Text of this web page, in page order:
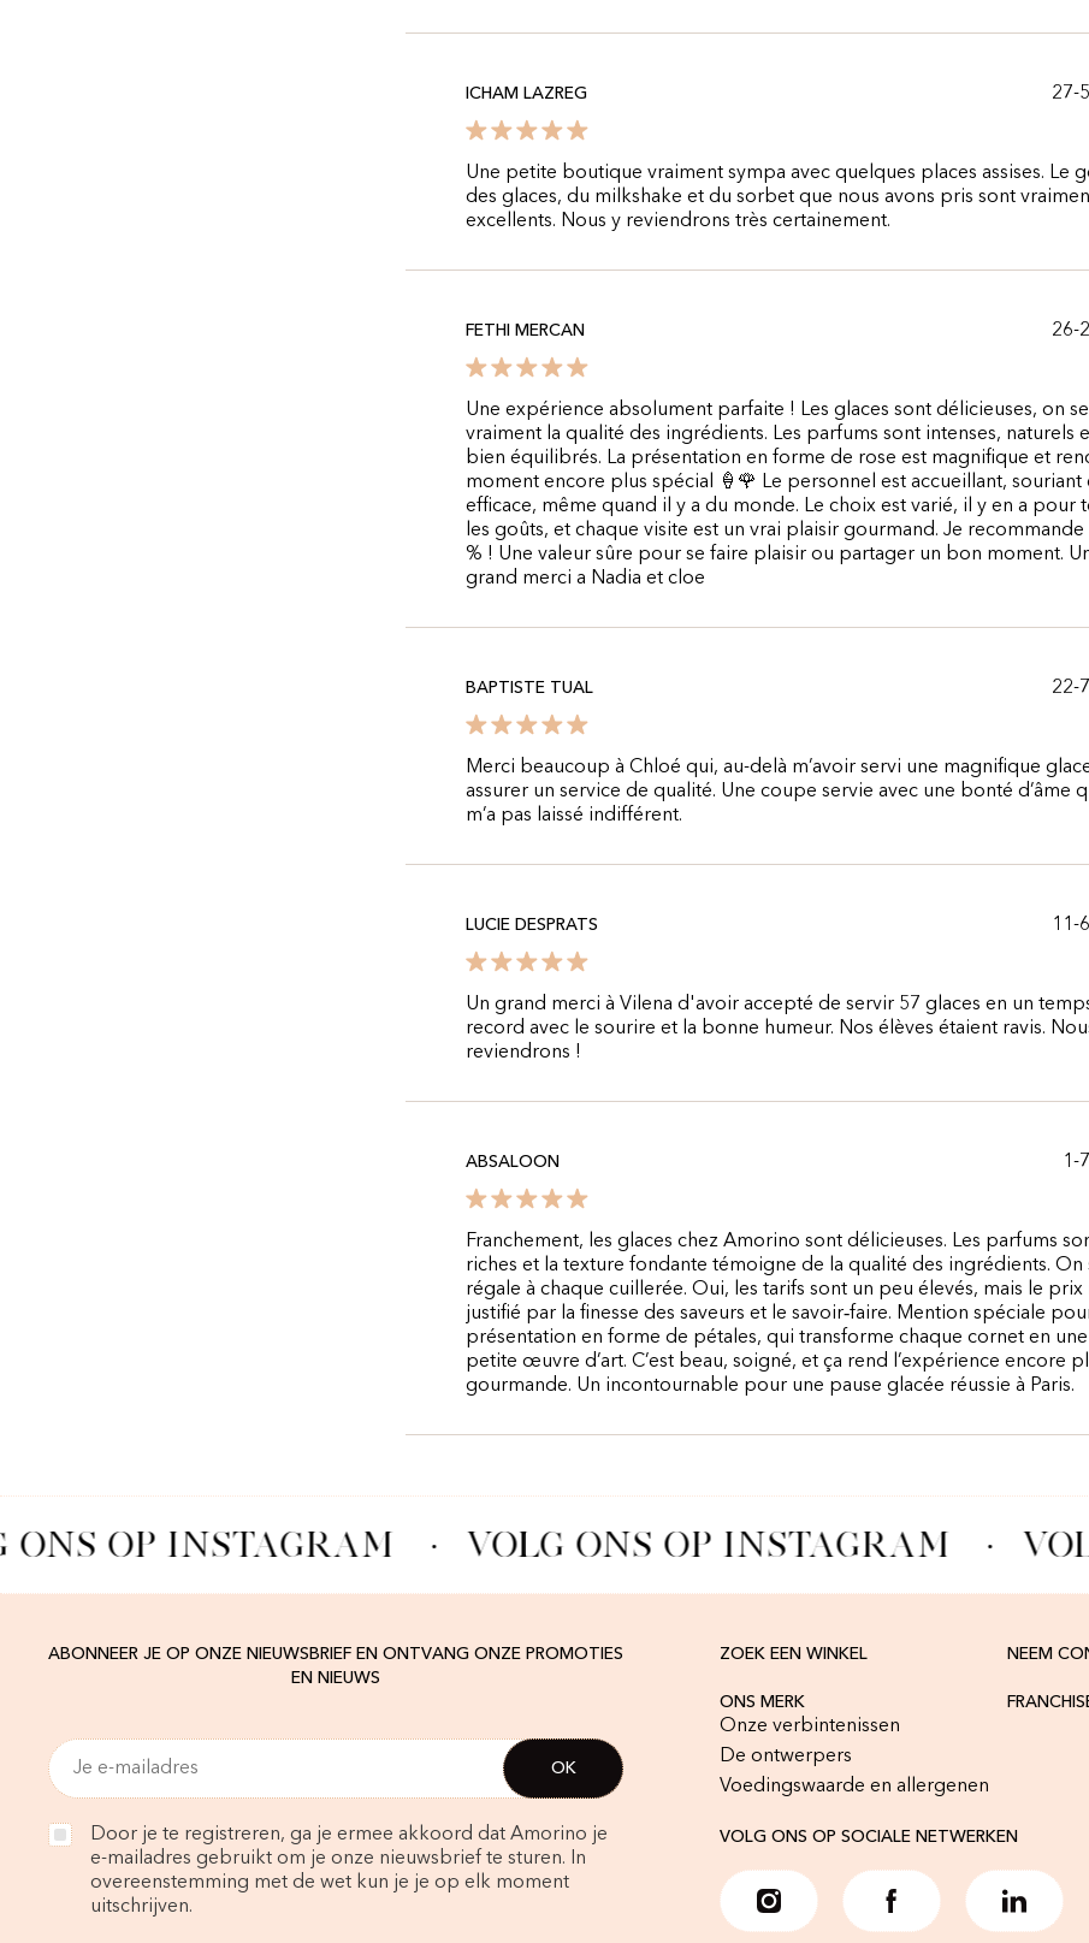
ICHAM LAZREG 27-
Une petite boutique vraiment sympa avec quelques places assises. Le
des glaces, du milkshake et du sorbet que nous avons pris sont
excellents. Nous y reviendrons très certainement.
FETHI MERCAN 26-
Une expérience absolument parfaite ! Les glaces sont délicieuses, on
vraiment la qualité des ingrédients. Les parfums sont intenses, naturels
bien équilibrés. La présentation en forme de rose est magnifique et
moment encore plus spécial 🍦🌹 Le personnel est accueillant, souriant
efficace, même quand il y a du monde. Le choix est varié, il y en a pour
les goûts, et chaque visite est un vrai plaisir gourmand. Je recommande
% ! Une valeur sûre pour se faire plaisir ou partager un bon moment.
grand merci a Nadia et cloe
BAPTISTE TUAL 22-
Merci beaucoup à Chloé qui, au-delà m’avoir servi une magnifique
assurer un service de qualité. Une coupe servie avec une bonté d’âme
m’a pas laissé indifférent.
LUCIE DESPRATS 11-
Un grand merci à Vilena d'avoir accepté de servir 57 glaces en un
record avec le sourire et la bonne humeur. Nos élèves étaient ravis.
reviendrons !
ABSALOON 1-
Franchement, les glaces chez Amorino sont délicieuses. Les parfums
riches et la texture fondante témoigne de la qualité des ingrédients. On
régale à chaque cuillerée. Oui, les tarifs sont un peu élevés, mais le prix
justifié par la finesse des saveurs et le savoir‑faire. Mention spéciale
présentation en forme de pétales, qui transforme chaque cornet en une
petite œuvre d’art. C’est beau, soigné, et ça rend l’expérience encore
gourmande. Un incontournable pour une pause glacée réussie à Paris.
ONS OP INSTAGRAM VOLG ONS OP INSTAGRAM
ABONNEER JE OP ONZE NIEUWSBRIEF EN ONTVANG ONZE PROMOTIES
EN NIEUWS
Door je te registreren, ga je ermee akkoord dat Amorino je
e-mailadres gebruikt om je onze nieuwsbrief te sturen. In
overeenstemming met de wet kun je je op elk moment
uitschrijven.
ZOEK EEN WINKEL NEEM
ONS MERK
Onze verbintenissen
De ontwerpers
Voedingswaarde en allergenen
VOLG ONS OP SOCIALE NETWERKEN